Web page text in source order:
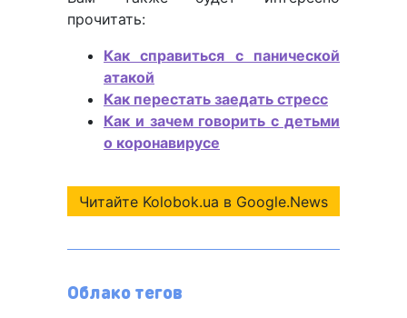
прочитать:
Как справиться с панической
атакой
Как перестать заедать стресс
Как и зачем говорить с детьми
о коронавирусе
Читайте Kolobok.ua в Google.News
Облако тегов